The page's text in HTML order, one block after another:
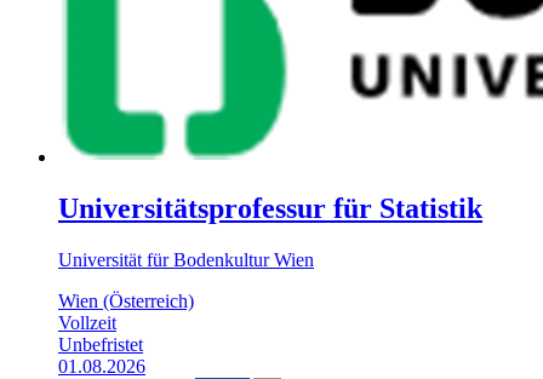
Universitätsprofessur für Statistik
Universität für Bodenkultur Wien
Wien (Österreich)
Vollzeit
Unbefristet
01.08.2026